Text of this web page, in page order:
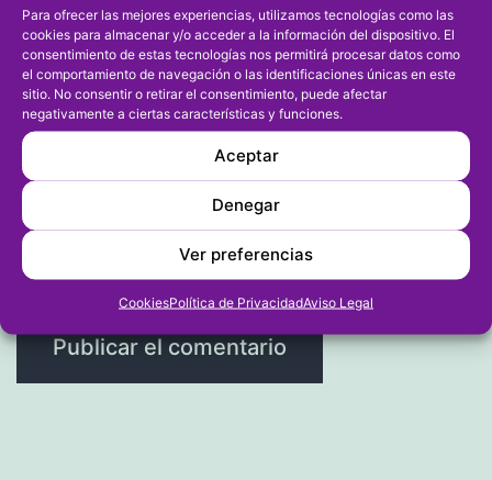
Para ofrecer las mejores experiencias, utilizamos tecnologías como las
cookies para almacenar y/o acceder a la información del dispositivo. El
consentimiento de estas tecnologías nos permitirá procesar datos como
el comportamiento de navegación o las identificaciones únicas en este
sitio. No consentir o retirar el consentimiento, puede afectar
negativamente a ciertas características y funciones.
Aceptar
Denegar
Ver preferencias
CookiesPolítica de PrivacidadAviso Legal
Correo electrónico*
Web